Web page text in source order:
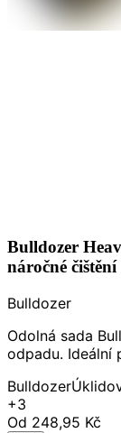
Bulldozer
náročné čištění
Bulldozer
Odolná sada
odpadu. Ideální
Bulldozer
+3
Od 248,95 Kč